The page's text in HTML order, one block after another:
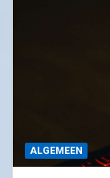
ALGEMEEN